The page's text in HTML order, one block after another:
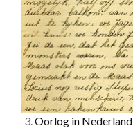
3.Oorlog in Nederland